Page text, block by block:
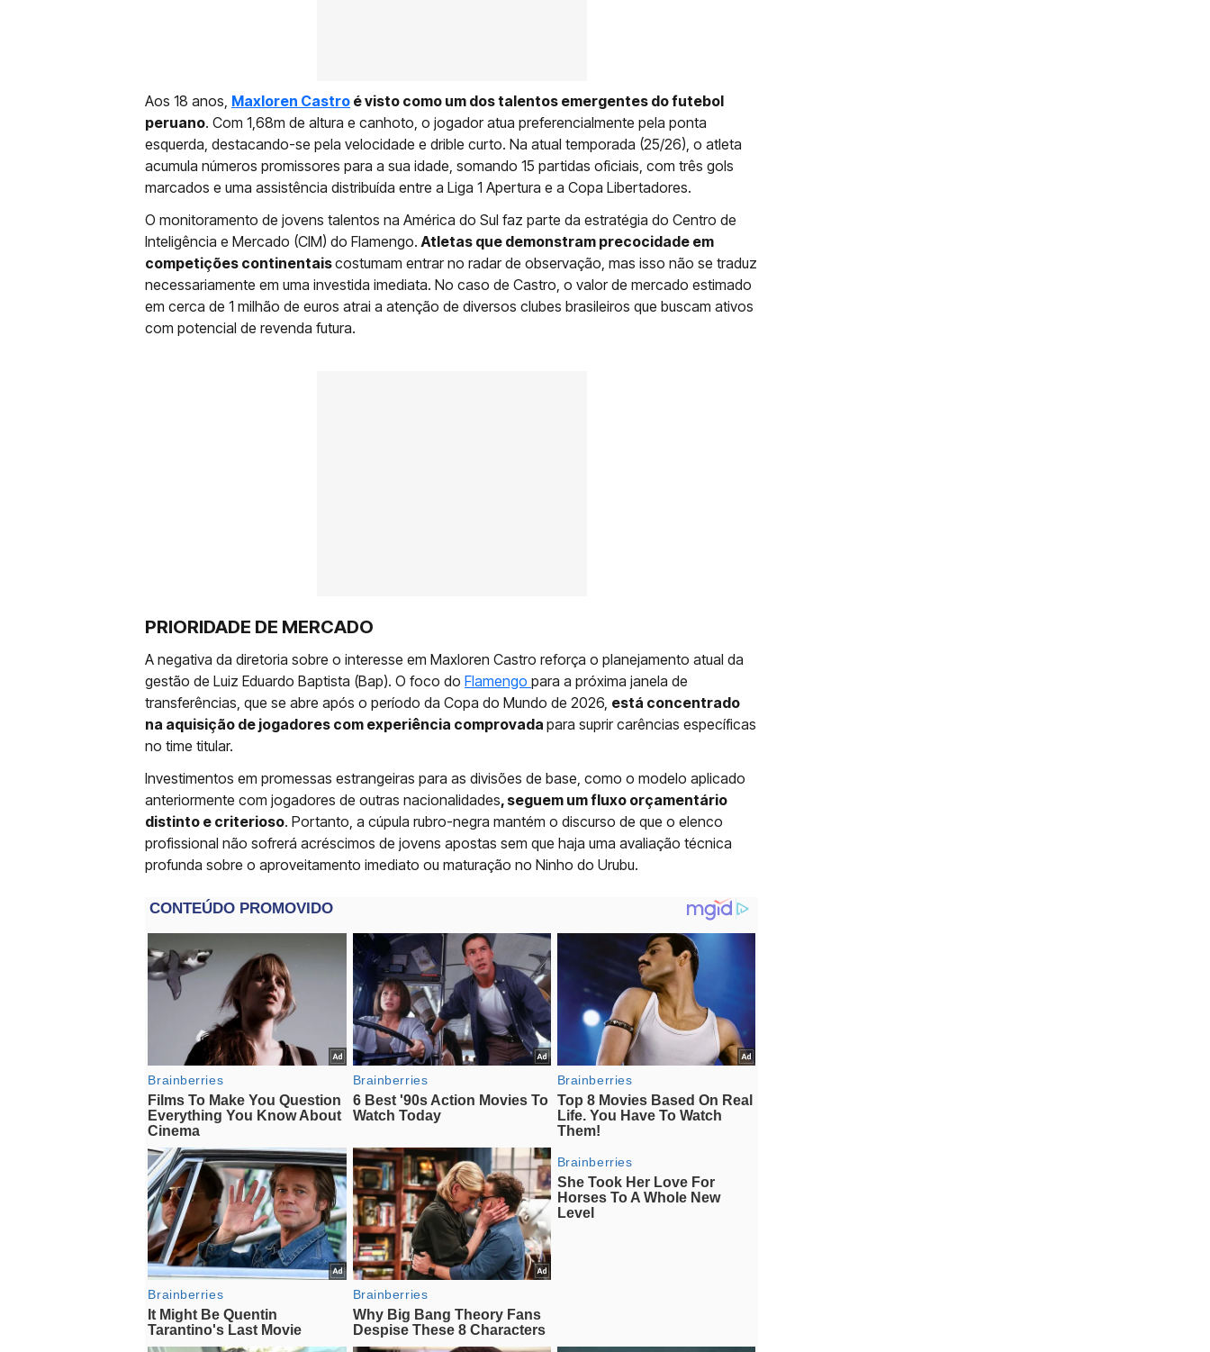
Aos 18 anos, Maxloren Castro é visto como um dos talentos emergentes do futebol
peruano. Com 1,68m de altura e canhoto, o jogador atua preferencialmente pela ponta
esquerda, destacando-se pela velocidade e drible curto. Na atual temporada (25/26), o atleta
acumula números promissores para a sua idade, somando 15 partidas oficiais, com três gols
marcados e uma assistência distribuída entre a Liga 1 Apertura e a Copa Libertadores.
O monitoramento de jovens talentos na América do Sul faz parte da estratégia do Centro de
Inteligência e Mercado (CIM) do Flamengo. Atletas que demonstram precocidade em
competições continentaiscostumam entrar no radar de observação, mas isso não se traduz
necessariamente em uma investida imediata. No caso de Castro, o valor de mercado estimado
em cerca de 1 milhão de euros atrai a atenção de diversos clubes brasileiros que buscam ativos
com potencial de revenda futura.
PRIORIDADE DE MERCADO
A negativa da diretoria sobre o interesse em Maxloren Castro reforça o planejamento atual da
gestão de Luiz Eduardo Baptista (Bap). O foco do Flamengo para a próxima janela de
transferências, que se abre após o período da Copa do Mundo de 2026, está concentrado
na aquisição de jogadores com experiência comprovada para suprir carências específicas
no time titular.
Investimentos em promessas estrangeiras para as divisões de base, como o modelo aplicado
anteriormente com jogadores de outras nacionalidades, seguem um fluxo orçamentário
distinto e criterioso. Portanto, a cúpula rubro-negra mantém o discurso de que o elenco
profissional não sofrerá acréscimos de jovens apostas sem que haja uma avaliação técnica
profunda sobre o aproveitamento imediato ou maturação no Ninho do Urubu.